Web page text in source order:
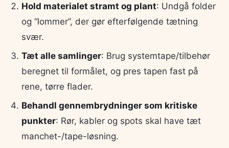
Hold materialet stramt og plant: Undgå folder
og “lommer”, der gør efterfølgende tætning
svær.
Tæt alle samlinger: Brug systemtape/tilbehør
beregnet til formålet, og pres tapen fast på
rene, tørre flader.
Behandl gennembrydninger som kritiske
punkter: Rør, kabler og spots skal have tæt
manchet-/tape-løsning.